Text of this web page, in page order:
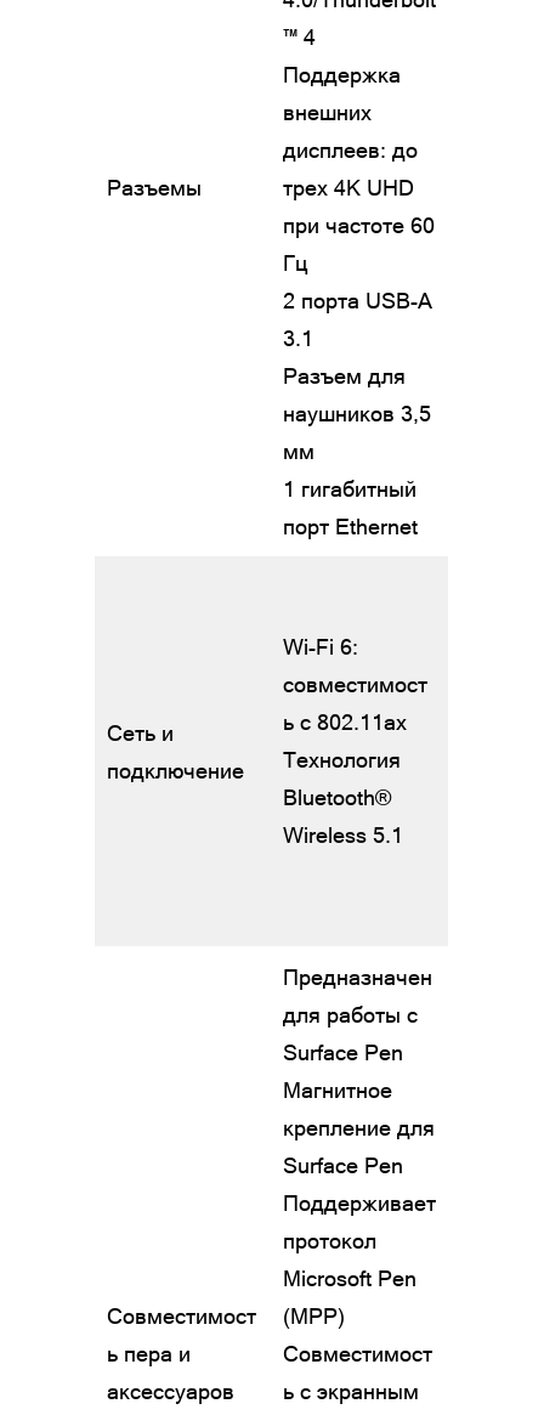
Разъемы
™ 4
Поддержка
внешних
дисплеев: до
трех 4K UHD
при частоте 60
Гц
2 порта USB-A
3.1
Разъем для
наушников 3,5
мм
1 гигабитный
порт Ethernet
Сеть и
подключение
Wi-Fi 6:
совместимост
ь с 802.11ax
Технология
Bluetooth®
Wireless 5.1
Совместимост
ь пера и
аксессуаров
Предназначен
для работы с
Surface Pen
Магнитное
крепление для
Surface Pen
Поддерживает
протокол
Microsoft Pen
(MPP)
Совместимост
ь с экранным